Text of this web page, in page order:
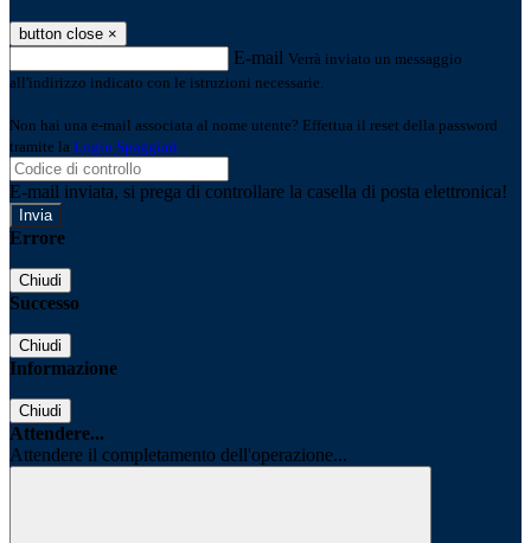
button close ×
E-mail Verrà inviato un messaggio
all'indirizzo indicato con le istruzioni necessarie.
Non hai una e-mail associata al nome utente? Effettua il reset della password
tramite la Login Spaggiari
E-mail inviata, si prega di controllare la casella di posta elettronica!
Errore
Chiudi
Successo
Chiudi
Informazione
Chiudi
Attendere...
Attendere il completamento dell'operazione...